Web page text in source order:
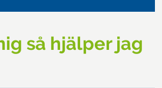
så hjälper jag